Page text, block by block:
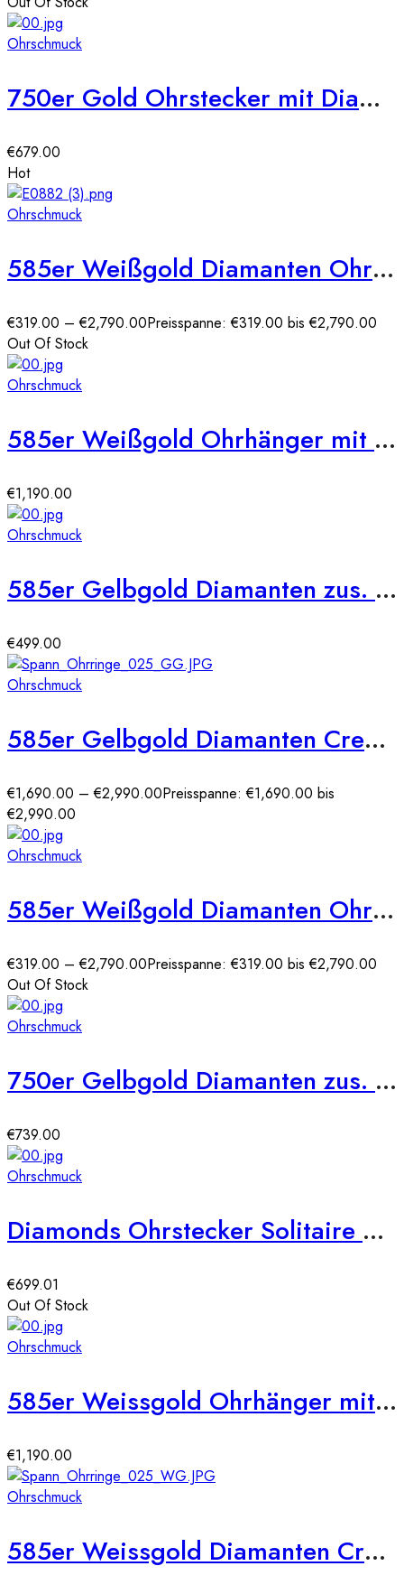
Ohrschmuck
750er Gold Ohrstecker mit Diamanten zus. 0,21ct.
€679.00
Hot
Ohrschmuck
585er Weißgold Diamanten Ohrstecker Spannfassung Solitaire
€319.00 –€2,790.00Preisspanne: €319.00 bis €2,790.00
Out Of Stock
Ohrschmuck
585er Weißgold Ohrhänger mit Diamanten ca. 0,51ct.
€1,190.00
Ohrschmuck
585er Gelbgold Diamanten zus. 0,21ct. Ohrstecker
€499.00
Ohrschmuck
585er Gelbgold Diamanten Creolen Spannfassung Brilliant Solitaire
€1,690.00 –€2,990.00Preisspanne: €1,690.00 bis
€2,990.00
Ohrschmuck
585er Weißgold Diamanten Ohrstecker Zargenfassung
€319.00 –€2,790.00Preisspanne: €319.00 bis €2,790.00
Out Of Stock
Ohrschmuck
750er Gelbgold Diamanten zus. 0,28ct. Ohrstecker
€739.00
Ohrschmuck
Diamonds Ohrstecker Solitaire Platin 950 Ohrringe 18-Brillanten ca.0,200ct.
€699.01
Out Of Stock
Ohrschmuck
585er Weissgold Ohrhänger mit Diamanten ca. 0,50ct.
€1,190.00
Ohrschmuck
585er Weissgold Diamanten Creolen Spannfassung Brilliant Solitaire